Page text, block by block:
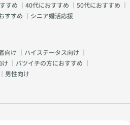
すめ ｜ 40代におすすめ ｜ 50代におすすめ ｜
すすめ ｜ シニア婚活応援
向け ｜ ハイステータス向け ｜
け ｜ バツイチの方におすすめ ｜
｜ 男性向け